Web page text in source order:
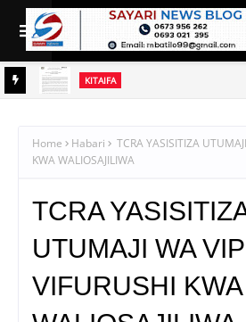
KITAIFA
Home Habari
TCRA YASISITIZA
KWA WALIOSAJILIWA
TCRA
UTUMAJI WA
VIFURUSHI KWA